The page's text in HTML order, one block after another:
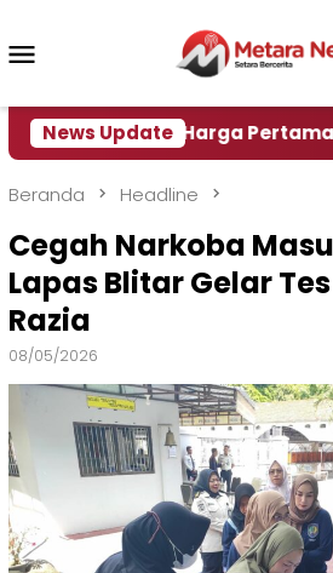
konten
News Update
Harga Pertamax Turun
Beranda Headline
Cegah Narkoba
Lapas Blitar Gelar
Razia
08/05/2026